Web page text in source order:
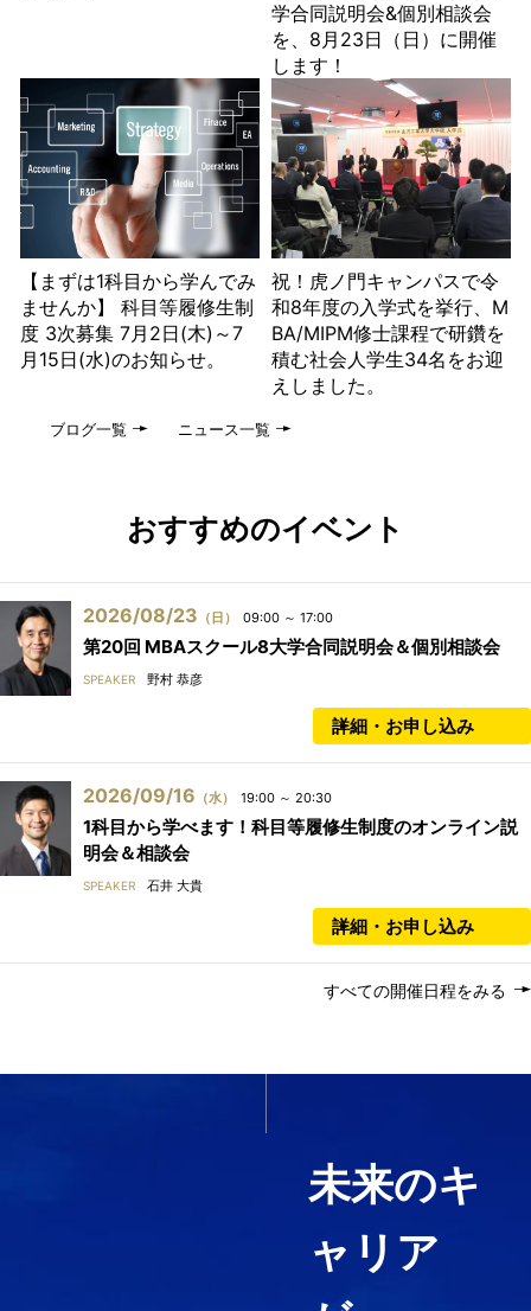
学合同説明会&個別相談会
を、8月23日（日）に開催
します！
【まずは1科目から学んでみ
ませんか】 科目等履修生制
度 3次募集 7月2日(木)～7
月15日(水)のお知らせ。
祝！虎ノ門キャンパスで令
和8年度の入学式を挙行、M
BA/MIPM修士課程で研鑽を
積む社会人学生34名をお迎
えしました。
ブログ一覧 ニュース一覧
おすすめのイベント
2026/08/23 （日） 09:00 ～ 17:00
第20回 MBAスクール8大学合同説明会＆個別相談会
SPEAKER 野村 恭彦
詳細・お申し込み
2026/09/16 （水） 19:00 ～ 20:30
1科目から学べます！科目等履修生制度のオンライン説
明会＆相談会
SPEAKER 石井 大貴
詳細・お申し込み
すべての開催日程をみる
未来のキ
ャリア